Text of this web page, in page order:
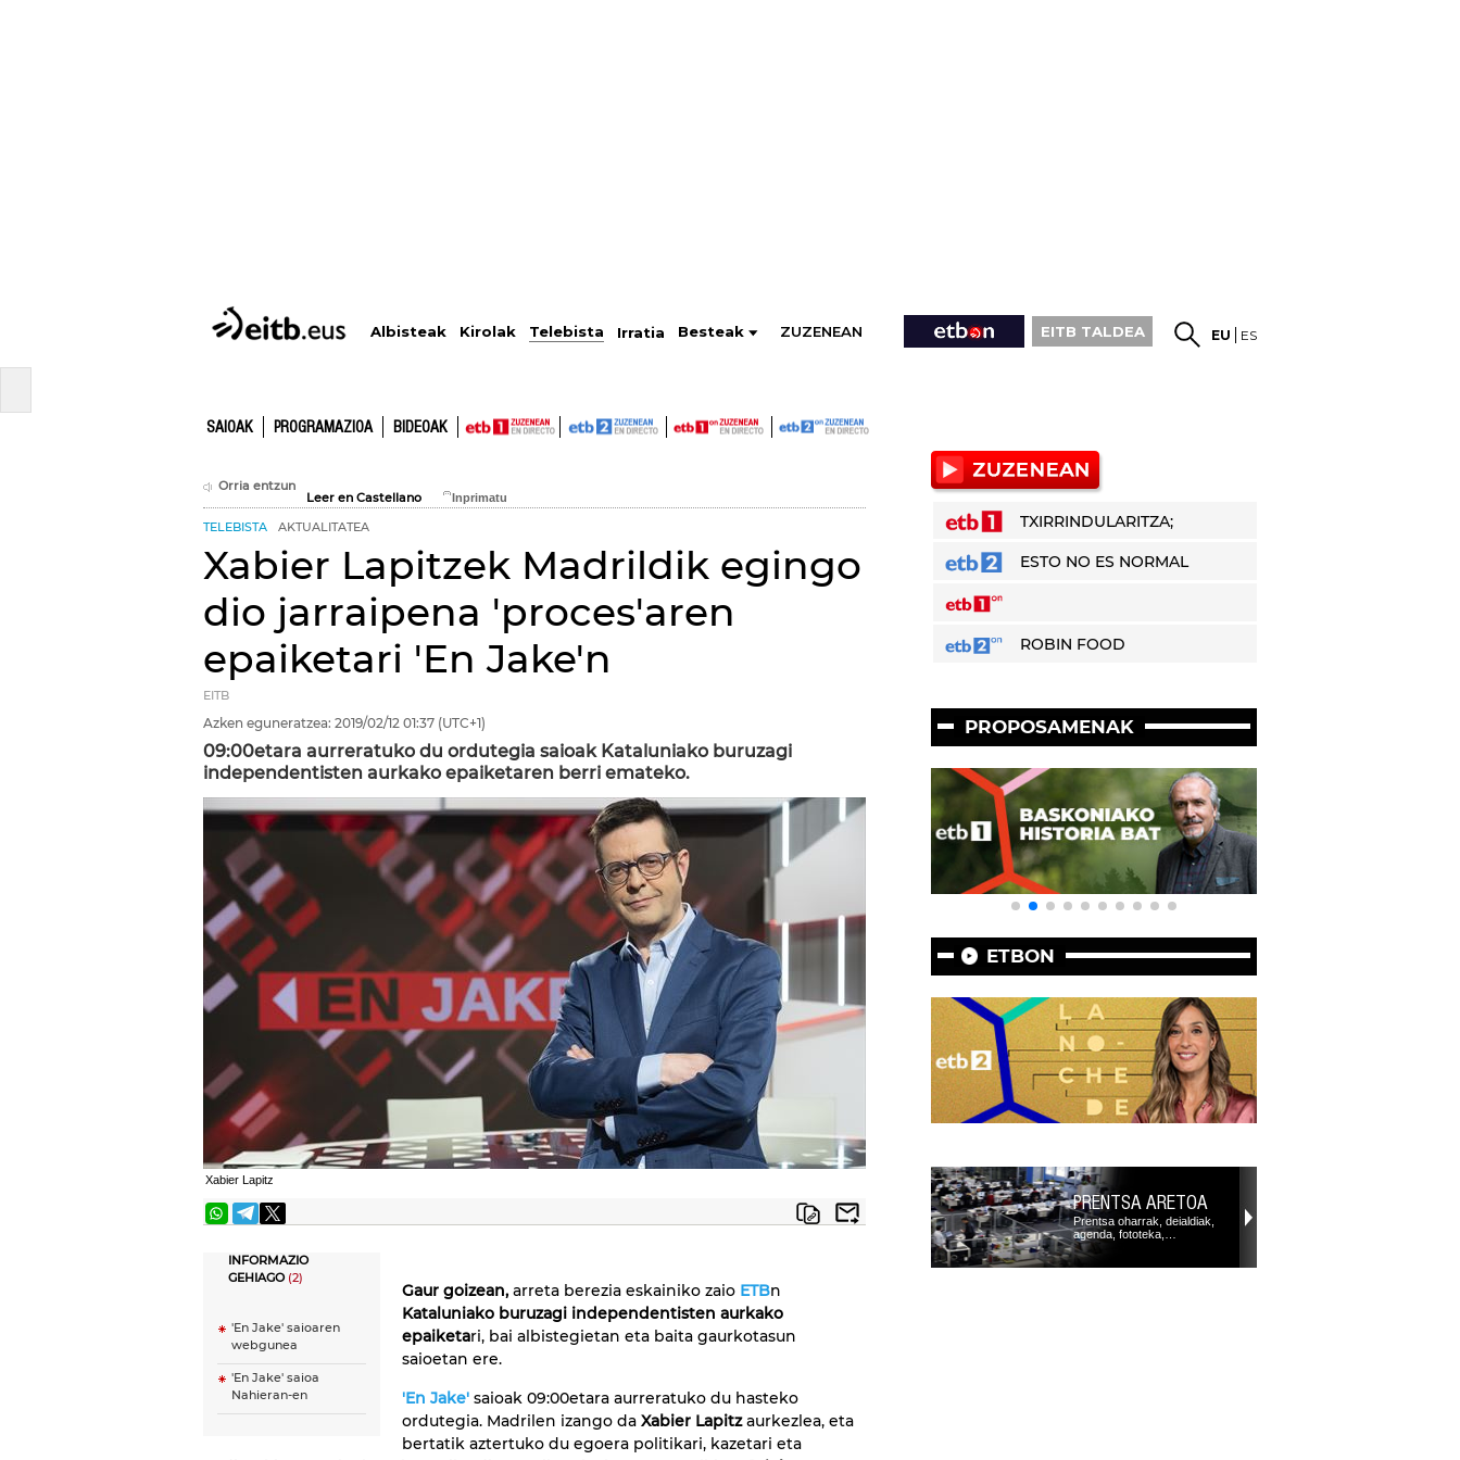
Albisteak Kirolak Telebista Irratia Besteak ZUZENEAN EITB TALDEA EU ES
SAIOAK PROGRAMAZIOA BIDEOAK
Orria entzun
Leer en Castellano
TELEBISTA AKTUALITATEA
Xabier Lapitzek Madrildik egingo
dio jarraipena 'proces'aren
epaiketari 'En Jake'n
EITB
Azken eguneratzea: 2019/02/12 01:37 (UTC+1)
09:00etara aurreratuko du ordutegia saioak Kataluniako buruzagi
independentisten aurkako epaiketaren berri emateko.
Xabier Lapitz
INFORMAZIO
GEHIAGO(2)
'En Jake' saioaren
webgunea
'En Jake' saioa
Nahieran-en
Gaur goizean, arreta berezia eskainiko zaio ETBn
Kataluniako buruzagi independentisten aurkako
epaiketari, bai albistegietan eta baita gaurkotasun
saioetan ere.
'En Jake' saioak 09:00etara aurreratuko du hasteko
ordutegia. Madrilen izango da Xabier Lapitzaurkezlea, eta
bertatik aztertuko du egoera politikari, kazetari eta
TXIRRINDULARITZA;
ESTO NO ES NORMAL
ROBIN FOOD
PROPOSAMENAK
ETBON
PRENTSA ARETOA
Prentsa oharrak, deialdiak,
agenda, fototeka,…